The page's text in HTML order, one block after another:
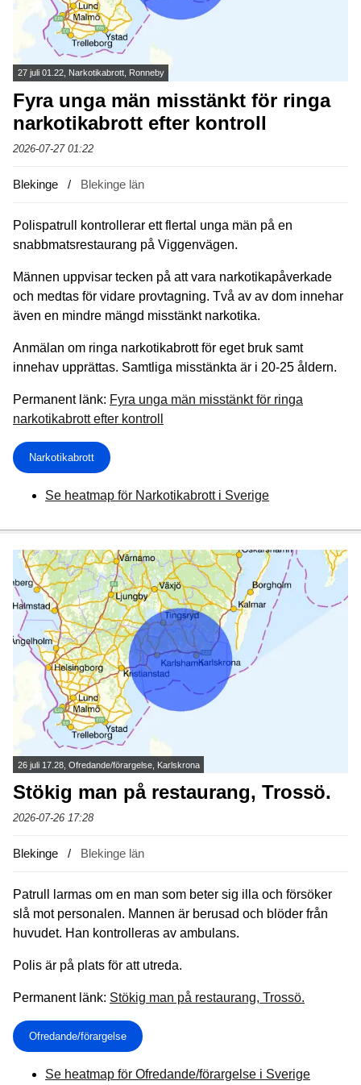
27 juli 01.22, Narkotikabrott, Ronneby
Fyra unga män misstänkt för ringa
narkotikabrott efter kontroll
2026-07-27 01:22
Blekinge Blekinge län
Polispatrull kontrollerar ett flertal unga män på en
snabbmatsrestaurang på Viggenvägen.
Männen uppvisar tecken på att vara narkotikapåverkade
och medtas för vidare provtagning. Två av av dom innehar
även en mindre mängd misstänkt narkotika.
Anmälan om ringa narkotikabrott för eget bruk samt
innehav upprättas. Samtliga misstänkta är i 20-25 åldern.
Permanent länk: Fyra unga män misstänkt för ringa
narkotikabrott efter kontroll
Narkotikabrott
Se heatmap för Narkotikabrott i Sverige
26 juli 17.28, Ofredande/förargelse, Karlskrona
Stökig man på restaurang, Trossö.
2026-07-26 17:28
Blekinge Blekinge län
Patrull larmas om en man som beter sig illa och försöker
slå mot personalen. Mannen är berusad och blöder från
huvudet. Han kontrolleras av ambulans.
Polis är på plats för att utreda.
Permanent länk: Stökig man på restaurang, Trossö.
Ofredande/förargelse
Se heatmap för Ofredande/förargelse i Sverige